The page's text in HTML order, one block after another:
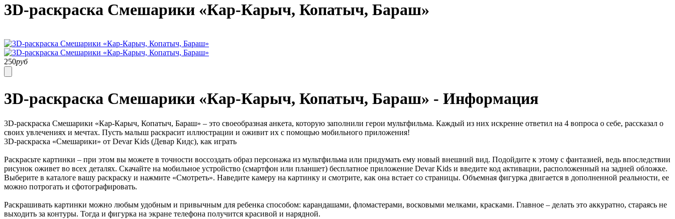
3D-раскраска Смешарики «Кар-Карыч, Копатыч, Бараш»
250руб
3D-раскраска Смешарики «Кар-Карыч, Копатыч, Бараш» - Информация
3D-раскраска Смешарики «Кар-Карыч, Копатыч, Бараш» – это своеобразная анкета, которую заполнили герои мультфильма. Каждый из них искренне ответил на 4 вопроса о себе, рассказал о
своих увлечениях и мечтах. Пусть малыш раскрасит иллюстрации и оживит их с помощью мобильного приложения!
3D-раскраска «Смешарики» от Devar Kids (Девар Кидс), как играть
Раскрасьте картинки – при этом вы можете в точности воссоздать образ персонажа из мультфильма или придумать ему новый внешний вид. Подойдите к этому с фантазией, ведь впоследствии
рисунок оживет во всех деталях. Скачайте на мобильное устройство (смартфон или планшет) бесплатное приложение Devar Kids и введите код активации, расположенный на задней обложке.
Выберите в каталоге вашу раскраску и нажмите «Смотреть». Наведите камеру на картинку и смотрите, как она встает со страницы. Объемная фигурка двигается в дополненной реальности, ее
можно потрогать и сфотографировать.
Раскрашивать картинки можно любым удобным и привычным для ребенка способом: карандашами, фломастерами, восковыми мелками, красками. Главное – делать это аккуратно, стараясь не
выходить за контуры. Тогда и фигурка на экране телефона получится красивой и нарядной.